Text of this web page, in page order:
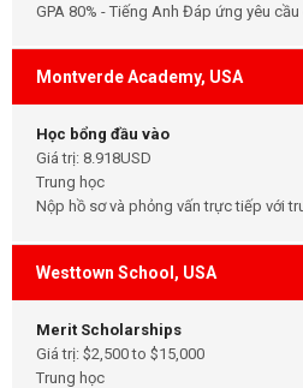
GPA 80% - Tiếng Anh Đáp ứng yêu
Montverde Academy, USA
Học bổng đầu vào
Giá trị: 8.918USD
Trung học
Nộp hồ sơ và phỏng vấn trực tiếp với
Westtown School, USA
Merit Scholarships
Giá trị: $2,500 to $15,000
Trung học